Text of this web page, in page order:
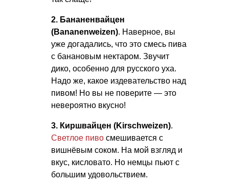
2. Бананенвайцен
(Bananenweizen). Наверное, вы
уже догадались, что это смесь пива
с банановым нектаром. Звучит
дико, особенно для русского уха.
Надо же, какое издевательство над
пивом! Но вы не поверите — это
невероятно вкусно!
3. Киршвайцен (Kirschweizen).
Светлое пиво смешивается с
вишнёвым соком. На мой взгляд и
вкус, кисловато. Но немцы пьют с
большим удовольствием.